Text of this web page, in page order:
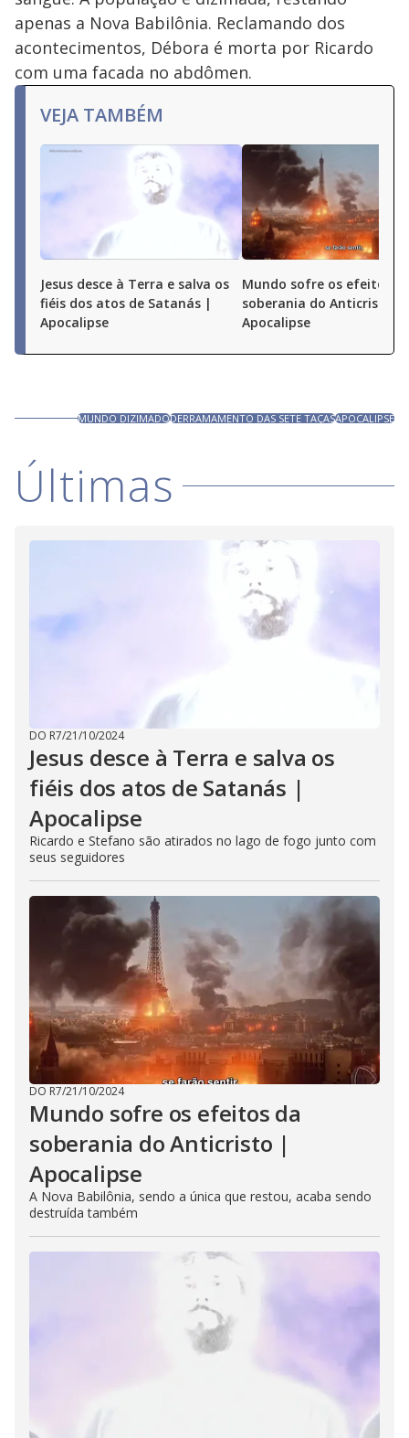
apenas a Nova Babilônia. Reclamando dos
acontecimentos, Débora é morta por Ricardo
com uma facada no abdômen.
VEJA TAMBÉM
Jesus desce à Terra e salva os
fiéis dos atos de Satanás |
Apocalipse
Mundo sofre os efeitos
soberania do Anticristo |
Apocalipse
MUNDO DIZIMADODERRAMAMENTO DAS SETE TAÇASAPOCALIPSE
Últimas
DO R7/21/10/2024
Jesus desce à Terra e salva os
fiéis dos atos de Satanás |
Apocalipse
Ricardo e Stefano são atirados no lago de fogo junto com
seus seguidores
DO R7/21/10/2024
Mundo sofre os efeitos da
soberania do Anticristo |
Apocalipse
A Nova Babilônia, sendo a única que restou, acaba sendo
destruída também